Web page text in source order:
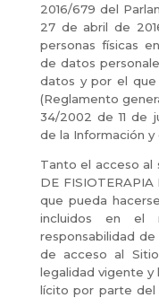
2016/679 del
27 de abril de
personas físicas
de datos
datos y por el que
(Reglamento
34/2002 de 11 de
de la Información
Tanto el acceso al
DE
que pueda
incluidos en el
responsabilidad
de acceso al
legalidad vigente y
lícito por parte del